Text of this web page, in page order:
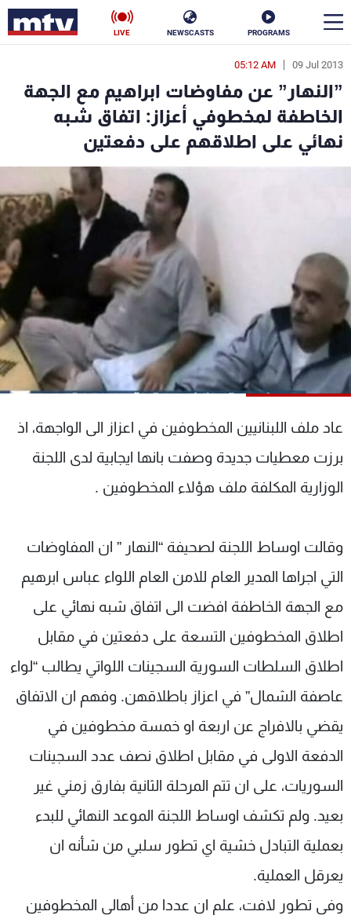
PROGRAMS
NEWSCASTS
LIVE
09 Jul 2013
05:12 AM
”النهار” عن مفاوضات ابراهيم مع الجهة
الخاطفة لمخطوفي أعزاز: اتفاق شبه
نهائي على اطلاقهم على دفعتين
عاد ملف اللبنانيين المخطوفين في اعزاز الى الواجهة، اذ
برزت معطيات جديدة وصفت بانها ايجابية لدى اللجنة
الوزارية المكلفة ملف هؤلاء المخطوفين .
وقالت اوساط اللجنة لصحيفة “النهار ” ان المفاوضات
التي اجراها المدير العام للامن العام اللواء عباس ابرهيم
مع الجهة الخاطفة افضت الى اتفاق شبه نهائي على
اطلاق المخطوفين التسعة على دفعتين في مقابل
اطلاق السلطات السورية السجينات اللواتي يطالب “لواء
عاصفة الشمال” في اعزاز باطلاقهن. وفهم ان الاتفاق
يقضي بالافراج عن اربعة او خمسة مخطوفين في
الدفعة الاولى في مقابل اطلاق نصف عدد السجينات
السوريات، على ان تتم المرحلة الثانية بفارق زمني غير
بعيد. ولم تكشف اوساط اللجنة الموعد النهائي للبدء
بعملية التبادل خشية اي تطور سلبي من شأنه ان
يعرقل العملية.
وفي تطور لافت، علم ان عددا من أهالي المخطوفين
en
الأخبار
سياسة ناس
فن
رياضة
كأس العالم
البرامج
جدول البرامج
شاهد البرامج
الترددات
الإنـتـاج
تواصل معنا
سياسة الخصوصية